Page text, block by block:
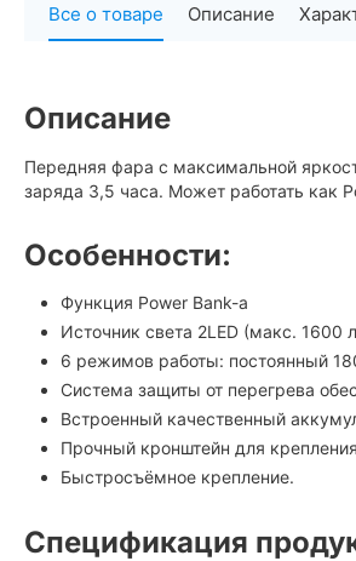
Все о товаре Описание
Описание
Передняя фара с максимальной
заряда 3,5 часа. Может работать как
Особенности:
Функция Power Bank-а
Источник света 2LED (макс. 1600
6 режимов работы: постоянный
Система защиты от перегрева
Встроенный качественный
Прочный кронштейн для
Быстросъёмное крепление.
Спецификация